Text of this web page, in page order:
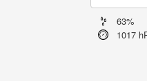
63%
1017